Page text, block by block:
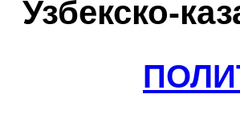
Узбекско-